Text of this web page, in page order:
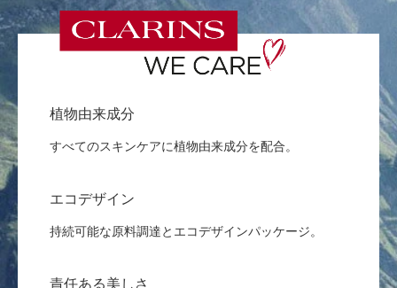
植物由来成分
すべてのスキンケアに植物由来成分を配合。
エコデザイン
持続可能な原料調達とエコデザインパッケージ。
責任ある美しさ